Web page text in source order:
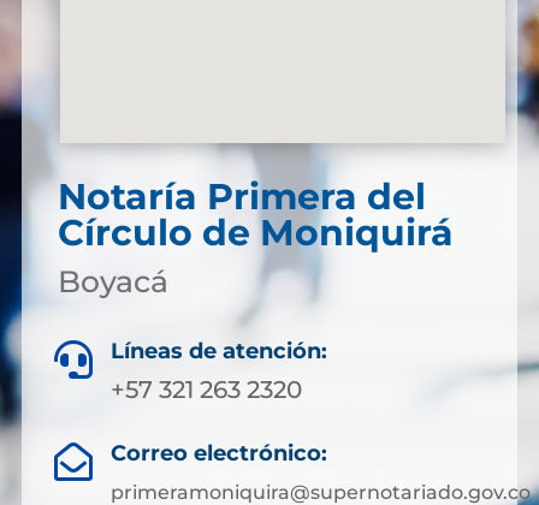
Notaría Primera del
Círculo de Moniquirá
Boyacá
 Líneas de atención:
+57 321 263 2320
 Correo electrónico:
primeramoniquira@supernotariado.gov.co